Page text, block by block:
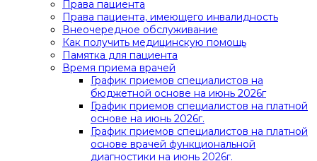
Права пациента
Права пациента, имеющего инвалидность
Внеочередное обслуживание
Как получить медицинскую помощь
Памятка для пациента
Время приема врачей
График приемов специалистов на
бюджетной основе на июнь 2026г
График приемов специалистов на платной
основе на июнь 2026г.
График приемов специалистов на платной
основе врачей функциональной
диагностики на июнь 2026г.